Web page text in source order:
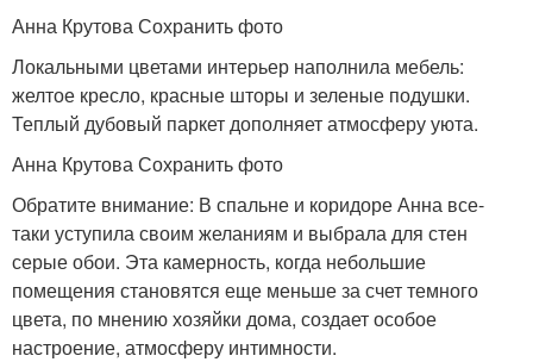
Анна Крутова Сохранить фото
Локальными цветами интерьер наполнила мебель:
желтое кресло, красные шторы и зеленые подушки.
Теплый дубовый паркет дополняет атмосферу уюта.
Анна Крутова Сохранить фото
Обратите внимание: В спальне и коридоре Анна все-
таки уступила своим желаниям и выбрала для стен
серые обои. Эта камерность, когда небольшие
помещения становятся еще меньше за счет темного
цвета, по мнению хозяйки дома, создает особое
настроение, атмосферу интимности.